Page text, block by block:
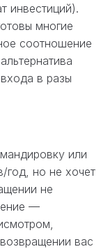
инвестиций).
многие
соотношение
в разы
или
год, но не хочет
не
—
вас